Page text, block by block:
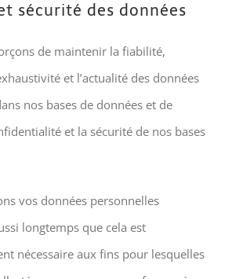
sécurité des données
de maintenir la fiabilité,
et l’actualité des données
nos bases de données et de
et la sécurité de nos bases
vos données personnelles
longtemps que cela est
nécessaire aux fins pour lesquelles